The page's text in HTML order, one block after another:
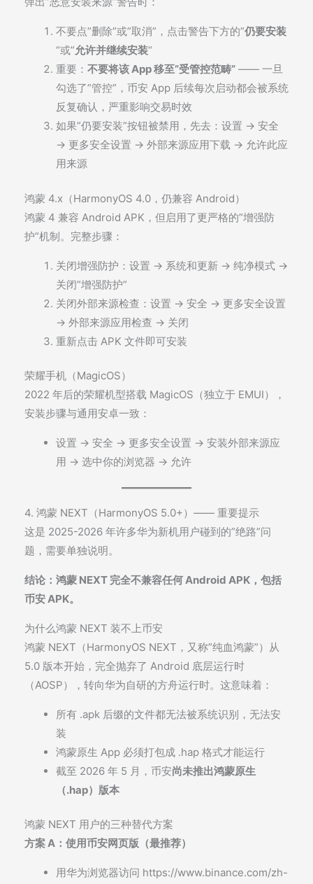
不要点”删除”或”取消”，点击警告下方的”仍要安装
“或”允许并继续安装“
重要： 不要将该 App 移至”受管控范畴” —— 一旦
勾选了”管控”，币安 App 后续每次启动都会被系统
反复确认，严重影响交易时效
如果”仍要安装”按钮被禁用，先去：设置 → 安全
→ 更多安全设置 → 外部来源应用下载 → 允许此应
用来源
鸿蒙 4.x（HarmonyOS 4.0，仍兼容 Android）
鸿蒙 4 兼容 Android APK，但启用了更严格的”增强防
护”机制。完整步骤：
关闭增强防护：设置 → 系统和更新 → 纯净模式 →
关闭”增强防护”
关闭外部来源检查：设置 → 安全 → 更多安全设置
→ 外部来源应用检查 → 关闭
重新点击 APK 文件即可安装
荣耀手机（MagicOS）
2022 年后的荣耀机型搭载 MagicOS（独立于 EMUI），
安装步骤与通用安卓一致：
设置 → 安全 → 更多安全设置 → 安装外部来源应
用 → 选中你的浏览器 → 允许
4. 鸿蒙 NEXT（HarmonyOS 5.0+）—— 重要提示
这是 2025-2026 年许多华为新机用户碰到的”绝路”问
题，需要单独说明。
结论：鸿蒙 NEXT 完全不兼容任何 Android APK，包括
币安 APK。
为什么鸿蒙 NEXT 装不上币安
鸿蒙 NEXT（HarmonyOS NEXT，又称”纯血鸿蒙”）从
5.0 版本开始，完全抛弃了 Android 底层运行时
（AOSP），转向华为自研的方舟运行时。这意味着：
所有 .apk 后缀的文件都无法被系统识别，无法安
装
鸿蒙原生 App 必须打包成 .hap 格式才能运行
截至 2026 年 5 月，币安尚未推出鸿蒙原生
（.hap）版本
鸿蒙 NEXT 用户的三种替代方案
方案 A：使用币安网页版（最推荐）
用华为浏览器访问 https://www.binance.com/zh-